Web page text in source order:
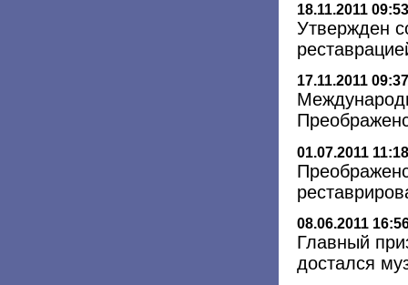
18.11.2011 09:53
Утвержден
17.11.2011 09:37
01.07.2011 11:18
08.06.2011
Главный
достался